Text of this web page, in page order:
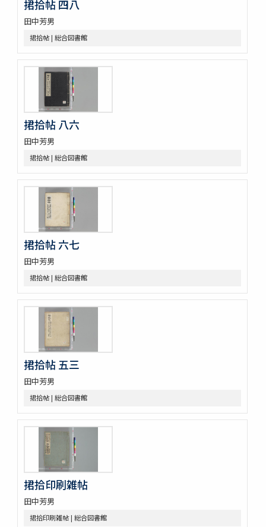
甘蔗記 1巻附1巻
砂糖製作記 : 砂糖の作りかたをしる
合食禁 : 同時忌物
傳演味玄集 3巻
周定王救荒本草和名選 14巻
羊歯印影圖
新定羊齒目録 1巻附羊歯目録1巻
尾張吉田雀巣庵主人遺稿草木写生図
救荒夲草記聞 14巻附救荒野譜紀聞1巻補遺1巻
艸木譜目録 2巻
南海包譜 3巻附録1巻
草木冩生啚 4巻
筑肥植物一斑 : 明治十ニ年紀行抜萃
蟲豸類 1巻付1巻
南海禽譜 6巻
鯨鰌正圖
蟲譜 11巻
砂挼子蠨蛸圖説
麞説
蘭畹摘芳 初編3巻
有用植物圖 3巻
動物訓蒙
動物學 2巻
内外博覽會ニ關スル調査資料
捃拾帖 四八
田中芳男
捃拾帖 | 総合図書館
捃拾帖 八六
田中芳男
捃拾帖 | 総合図書館
捃拾帖 六七
田中芳男
捃拾帖 | 総合図書館
捃拾帖 五三
田中芳男
捃拾帖 | 総合図書館
捃拾印刷雑帖
田中芳男
捃拾印刷雑帖 | 総合図書館